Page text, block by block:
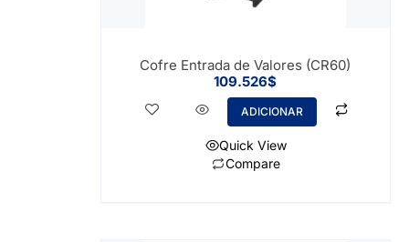
Cofre Entrada de Valores (CR60)
109.526$
ADICIONAR
Quick View
Compare